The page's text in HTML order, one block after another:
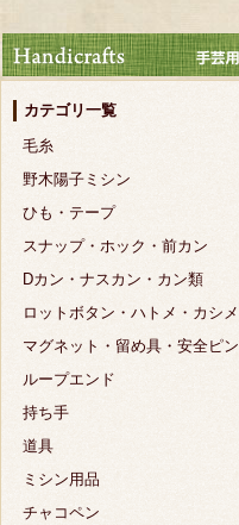
カテゴリ一覧
毛糸
野木陽子ミシン
ひも・テープ
スナップ・ホック・前カン
Dカン・ナスカン・カン類
ロットボタン・ハトメ・カシメ
マグネット・留め具・安全ピン
ループエンド
持ち手
道具
ミシン用品
チャコペン